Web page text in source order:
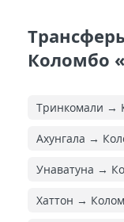
Коломбо
Тринкомали →
Ахунгала →
Унаватуна →
Хаттон →